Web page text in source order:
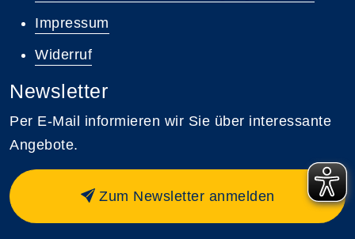
Impressum
Widerruf
Newsletter
Per E-Mail informieren wir Sie über interessante
Angebote.
Zum Newsletter anmelden